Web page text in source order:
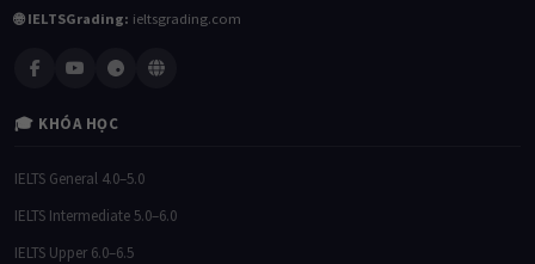
🌐 IELTSGrading: ieltsgrading.com
🎓 KHÓA HỌC
IELTS General 4.0–5.0
IELTS Intermediate 5.0–6.0
IELTS Upper 6.0–6.5